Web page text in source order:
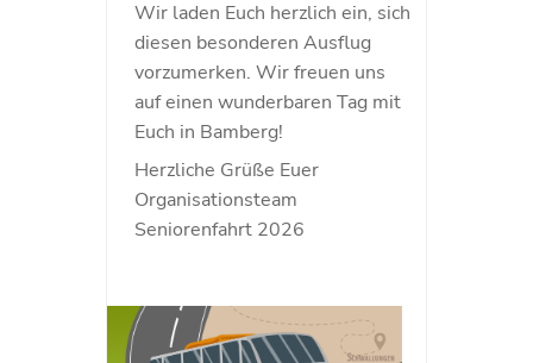
Wir laden Euch herzlich ein, sich
diesen besonderen Ausflug
vorzumerken. Wir freuen uns
auf einen wunderbaren Tag mit
Euch in Bamberg!
Herzliche Grüße Euer
Organisationsteam
Seniorenfahrt 2026